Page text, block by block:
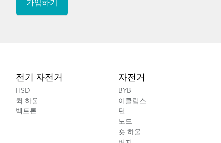
전기 자전거
HSD
퀵 하울
벡트론
자전거
BYB
이클립스
턴
노드
숏 하울